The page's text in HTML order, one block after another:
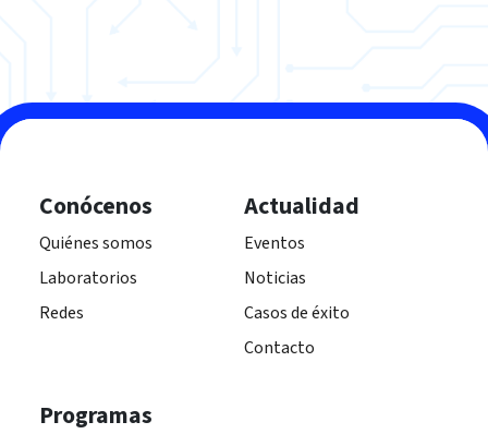
Conócenos
Quiénes somos
Laboratorios
Redes
Actualidad
Eventos
Noticias
Casos de éxito
Contacto
Programas